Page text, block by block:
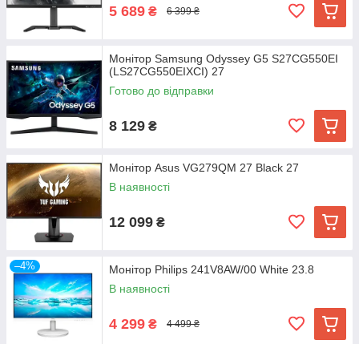
5 689 ₴ 6 399 ₴
Монітор Samsung Odyssey G5 S27CG550EI
(LS27CG550EIXCI) 27
Готово до відправки
8 129 ₴
Монітор Asus VG279QM 27 Black 27
В наявності
12 099 ₴
–4%
Монітор Philips 241V8AW/00 White 23.8
В наявності
4 299 ₴ 4 499 ₴